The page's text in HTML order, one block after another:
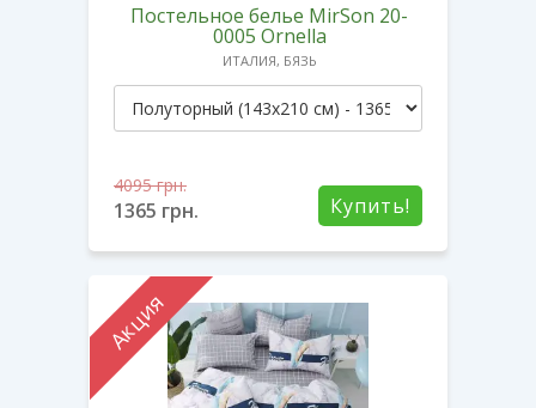
Постельное белье MirSon 20-
0005 Ornella
ИТАЛИЯ, БЯЗЬ
Купить!
4095грн.
1365 грн.
Акция